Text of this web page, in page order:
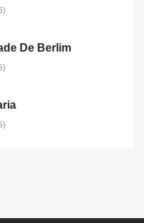
De Berlim